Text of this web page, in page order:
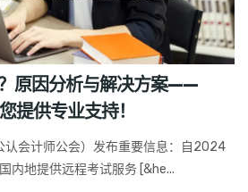
原因分析与解决方案——
供专业支持！
认会计师公会）发布重要信息：自2024
内地提供远程考试服务 [&he...